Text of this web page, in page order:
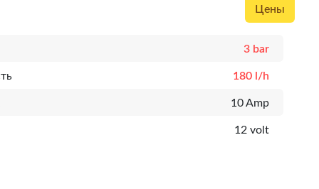
Цены
3 bar
180 l/h
10 Amp
12 volt